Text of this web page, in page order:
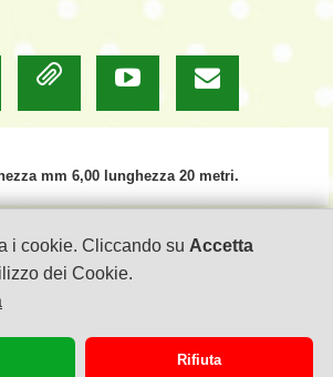
i cookie. Cliccando su Accetta
dei Cookie.
Rifiuta
=  
mm 6,00 lunghezza 20 metri.
di ANTONELLA FLORIS
4